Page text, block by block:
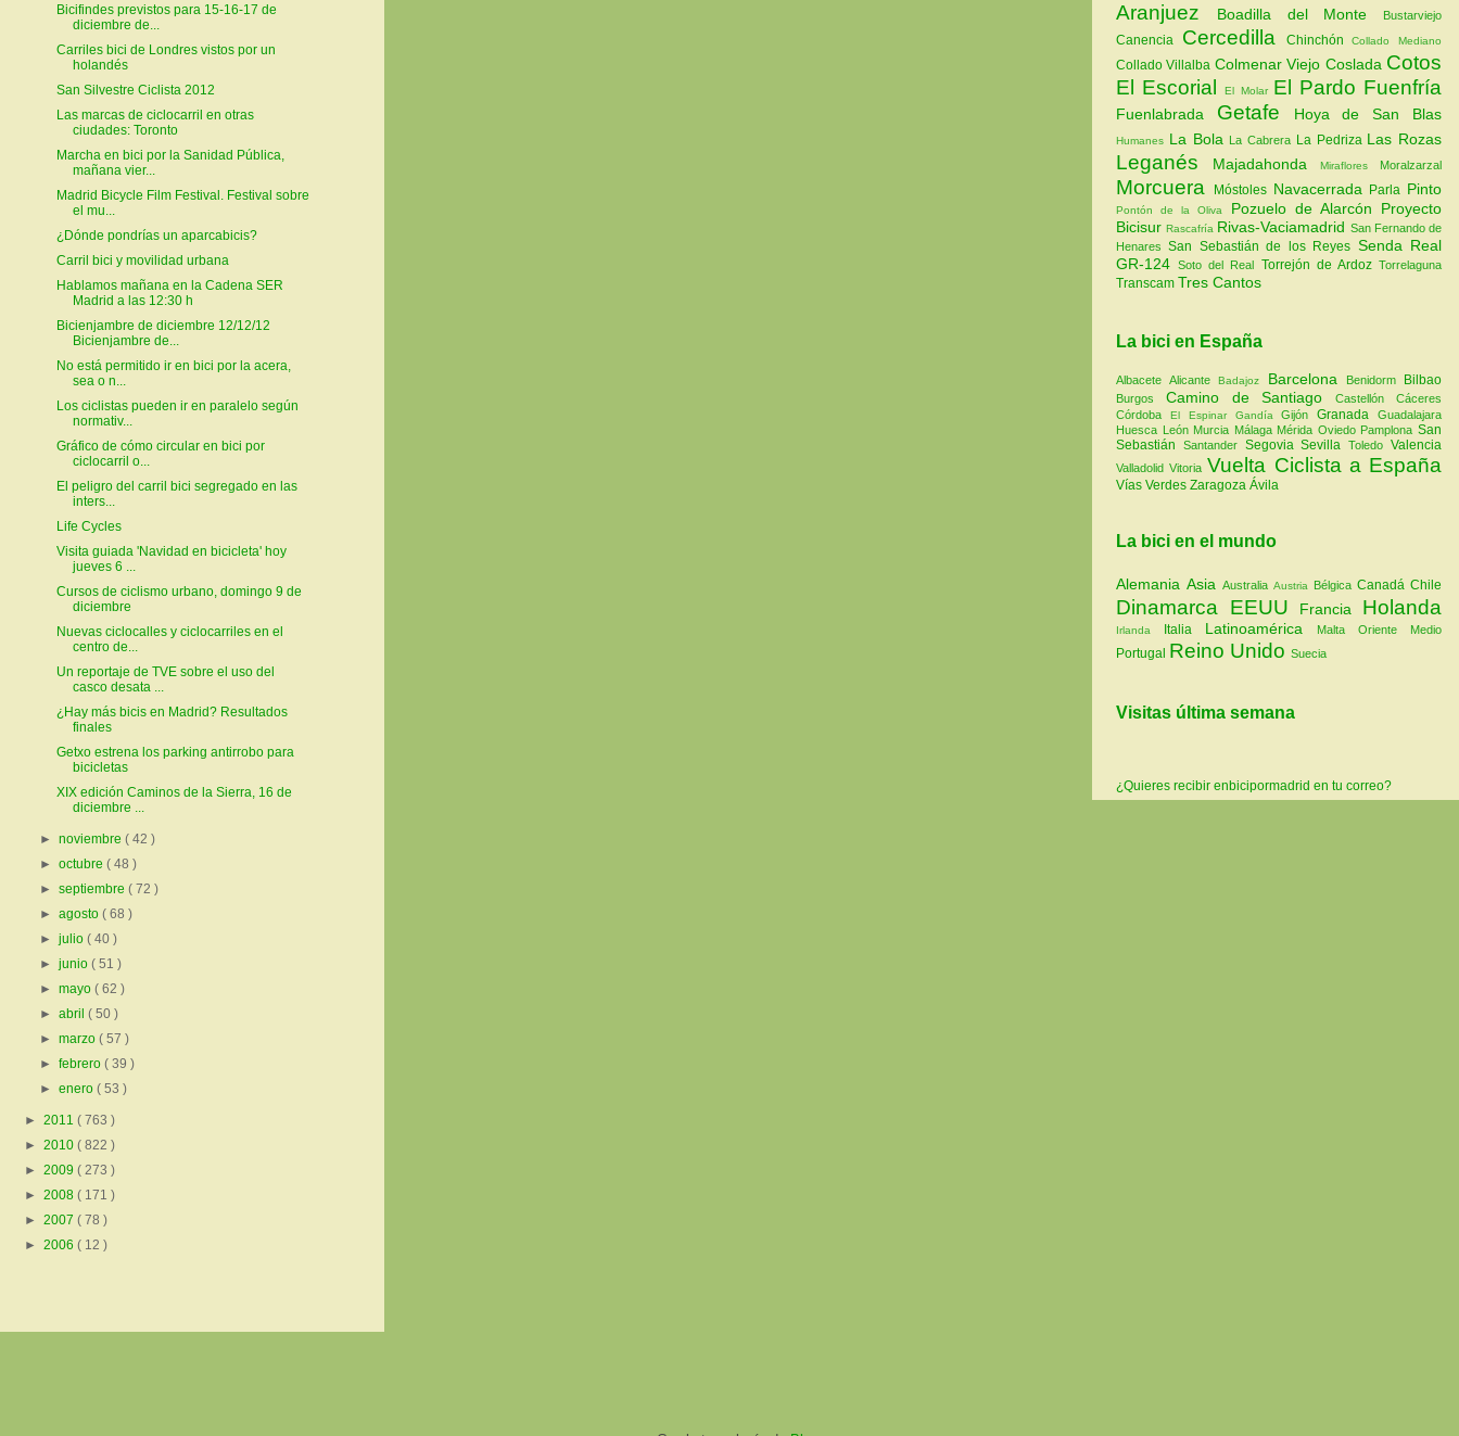
Bicifindes previstos para 15-16-17 de
diciembre de...
Carriles bici de Londres vistos por un
holandés
San Silvestre Ciclista 2012
Las marcas de ciclocarril en otras
ciudades: Toronto
Marcha en bici por la Sanidad Pública,
mañana vier...
Madrid Bicycle Film Festival. Festival sobre
el mu...
¿Dónde pondrías un aparcabicis?
Carril bici y movilidad urbana
Hablamos mañana en la Cadena SER
Madrid a las 12:30 h
Bicienjambre de diciembre 12/12/12
Bicienjambre de...
No está permitido ir en bici por la acera,
sea o n...
Los ciclistas pueden ir en paralelo según
normativ...
Gráfico de cómo circular en bici por
ciclocarril o...
El peligro del carril bici segregado en las
inters...
Life Cycles
Visita guiada 'Navidad en bicicleta' hoy
jueves 6 ...
Cursos de ciclismo urbano, domingo 9 de
diciembre
Nuevas ciclocalles y ciclocarriles en el
centro de...
Un reportaje de TVE sobre el uso del
casco desata ...
¿Hay más bicis en Madrid? Resultados
finales
Getxo estrena los parking antirrobo para
bicicletas
XIX edición Caminos de la Sierra, 16 de
diciembre ...
►noviembre( 42 )
►octubre( 48 )
►septiembre( 72 )
►agosto( 68 )
►julio( 40 )
►junio( 51 )
►mayo( 62 )
►abril( 50 )
►marzo( 57 )
►febrero( 39 )
►enero( 53 )
► 2011 ( 763 )
► 2010 ( 822 )
► 2009 ( 273 )
► 2008 ( 171 )
► 2007 ( 78 )
► 2006 ( 12 )
Aranjuez Boadilla del Monte Bustarviejo
Canencia Cercedilla ChinchónCollado Mediano
Collado Villalba Colmenar Viejo Coslada Cotos
El EscorialEl Molar El Pardo Fuenfría
Fuenlabrada Getafe Hoya de San Blas
Humanes La Bola La Cabrera La Pedriza Las Rozas
Leganés Majadahonda Miraflores Moralzarzal
Morcuera Móstoles Navacerrada Parla Pinto
Pontón de la Oliva Pozuelo de Alarcón Proyecto
BicisurRascafría Rivas-Vaciamadrid San Fernando de
HenaresSan Sebastián de los Reyes Senda Real
GR-124Soto del Real Torrejón de ArdozTorrelaguna
Transcam Tres Cantos
La bici en España
AlbaceteAlicanteBadajoz Barcelona Benidorm Bilbao
Burgos Camino de SantiagoCastellónCáceres
Córdoba El Espinar GandíaGijónGranadaGuadalajara
Huesca León Murcia Málaga Mérida Oviedo PamplonaSan
Sebastián Santander SegoviaSevillaToledoValencia
ValladolidVitoria Vuelta Ciclista a España
Vías Verdes Zaragoza Ávila
La bici en el mundo
Alemania Asia Australia Austria Bélgica Canadá Chile
Dinamarca EEUU Francia Holanda
Irlanda Italia Latinoamérica Malta Oriente Medio
Portugal Reino Unido Suecia
Visitas última semana
¿Quieres recibir enbicipormadrid en tu correo?